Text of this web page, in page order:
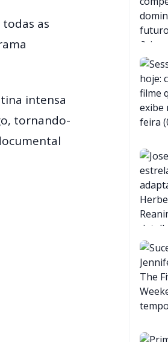
todas as
intensa
tornando-